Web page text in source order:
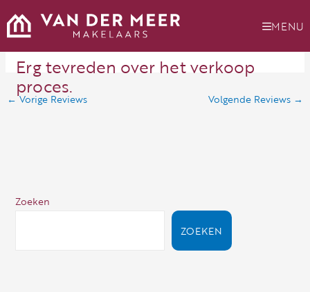
naar
de
MENU
Erg tevreden over het verkoop
proces.
←Vorige Reviews Volgende Reviews →
Zoeken
ZOEKEN